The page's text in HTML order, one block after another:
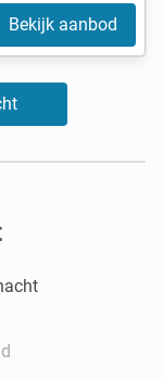
Bekijk aanbod